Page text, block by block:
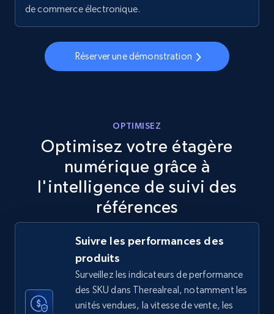
Walmart - products - Discover products by
using sku numbers
URL, Final price, Sku, Currency, Gtin,
Specifications, Image urls, Top reviews, and
TikTok Shop
URL, Title, Available, Description, Currency, Initial
price, Final price, Discount percent, and more.
668+ Commencer
TikTok Shop - category
de commerce électronique.
Réserver une démonstration
OPTIMISEZ
Optimisez votre étagère
numérique grâce à
l'intelligence de suivi des
références
Suivre les performances des
produits
Surveillez les indicateurs de performance
des SKU dans Therealreal, notamment les
unités vendues, la vitesse de vente, les